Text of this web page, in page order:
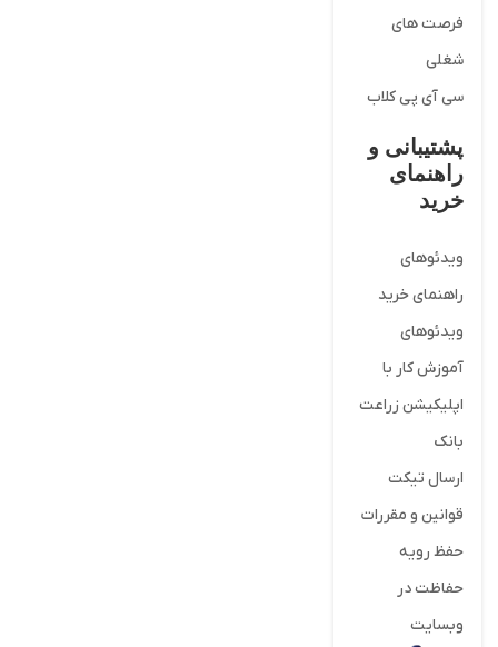
فرصت های
شغلی
سی آی پی کلاب
پشتیبانی و
راهنمای
خرید
ویدئوهای
راهنمای خرید
ویدئوهای
آموزش کار با
اپلیکیشن زراعت
بانک
ارسال تیکت
قوانین و مقررات
حفظ رویه
حفاظت در
وبسایت